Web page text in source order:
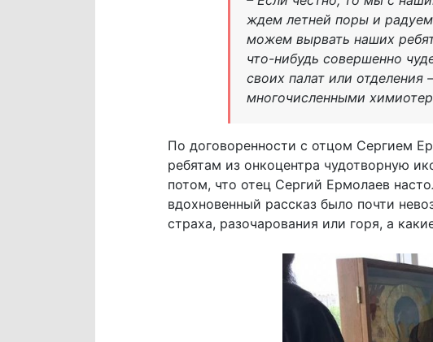
ждем летней поры и
можем вырвать наших
что-нибудь совершенно
своих палат или отделения
многочисленными
По договоренности с отцом Сергием
ребятам из онкоцентра чудотворную
потом, что отец Сергий Ермолаев
вдохновенный рассказ было почти
страха, разочарования или горя, а